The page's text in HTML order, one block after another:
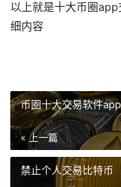
以上就是十大币圈
细内容
币圈十大交易软件
« 上一篇
禁止个人交易比特币